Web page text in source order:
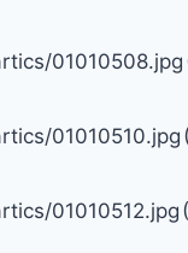
01010508.jpg
01010510.jpg
01010512.jpg